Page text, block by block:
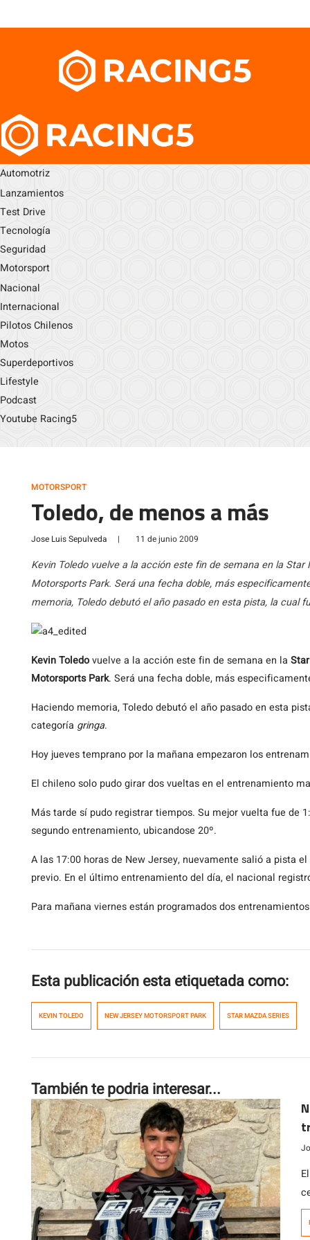
Automotriz
Lanzamientos
Test Drive
Tecnología
Seguridad
Motorsport
Nacional
Internacional
Pilotos Chilenos
Motos
Superdeportivos
Lifestyle
Podcast
Youtube Racing5
MOTORSPORT
Toledo, de menos a más
Jose Luis Sepulveda | 11 de junio 2009
Kevin Toledo vuelve a la acción este fin de semana en la
Motorsports Park. Será una fecha doble, más
memoria, Toledo debutó el año pasado en esta pista, la cual
KevinToledovuelve a la acción este fin de semana en la
Motorsports Park. Será una fecha doble, más
Haciendo memoria, Toledo debutó el año pasado en esta
categoría gringa.
Hoy jueves temprano por la mañana empezaron los
El chileno solo pudo girar dos vueltas en el entrenamiento
Más tarde sí pudo registrar tiempos. Su mejor vuelta fue de
segundo entrenamiento, ubicandose 20º.
A las 17:00 horas de New Jersey, nuevamente salió a pista
previo. En el último entrenamiento del día, el nacional
Para mañana viernes están programados dos
Esta publicación esta etiquetada como:
KEVIN TOLEDO NEW JERSEY MOTORSPORT PARK STAR MAZDA SERIES
También te podria interesar...